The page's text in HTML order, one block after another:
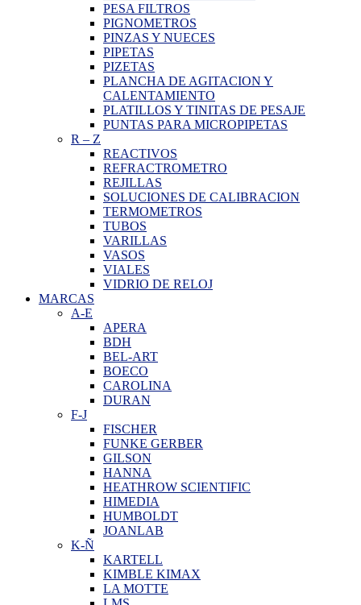
PESA FILTROS
PIGNOMETROS
PINZAS Y NUECES
PIPETAS
PIZETAS
PLANCHA DE AGITACION Y
CALENTAMIENTO
PLATILLOS Y TINITAS DE PESAJE
PUNTAS PARA MICROPIPETAS
R – Z
REACTIVOS
REFRACTROMETRO
REJILLAS
SOLUCIONES DE CALIBRACION
TERMOMETROS
TUBOS
VARILLAS
VASOS
VIALES
VIDRIO DE RELOJ
MARCAS
A-E
APERA
BDH
BEL-ART
BOECO
CAROLINA
DURAN
F-J
FISCHER
FUNKE GERBER
GILSON
HANNA
HEATHROW SCIENTIFIC
HIMEDIA
HUMBOLDT
JOANLAB
K-Ñ
KARTELL
KIMBLE KIMAX
LA MOTTE